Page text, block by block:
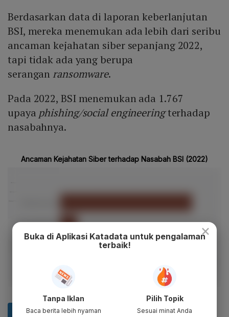
Berdasarkan data di laporan keberlanjutan
BSI, mereka menemukan ada lebih dari seribu
ancaman kejahatan siber sepanjang 2022,
tapi tidak ada yang berupa
serangan ransomware.
Pada 2022, BSI menemukan ada 1.767
upaya phishing/social engineeringterhadap
nasabahnya.
×
Buka di Aplikasi Katadata untuk pengalaman
terbaik!
Tanpa Iklan
Baca berita lebih nyaman
Pilih Topik
Sesuai minat Anda